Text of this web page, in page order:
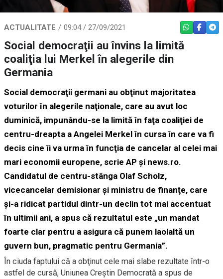
ACTUALITATE 09:04 / 27/09/2021 WHATSAPP
Social democraţii au învins la limită
coaliţia lui Merkel în alegerile din
Germania
Social democraţii germani au obţinut majoritatea
voturilor în alegerile naţionale, care au avut loc
duminică, impunându-se la limită în faţa coaliţiei de
centru-dreapta a Angelei Merkel în cursa în care va fi
decis cine îi va urma în funcţia de cancelar al celei mai
mari economii europene, scrie AP și news.ro.
Candidatul de centru-stânga Olaf Scholz,
vicecancelar demisionar şi ministru de finanţe, care
şi-a ridicat partidul dintr-un declin tot mai accentuat
în ultimii ani, a spus că rezultatul este „un mandat
foarte clar pentru a asigura că punem laolaltă un
guvern bun, pragmatic pentru Germania”.
În ciuda faptului că a obţinut cele mai slabe rezultate într-o
astfel de cursă, Uniunea Creştin Democrată a spus de